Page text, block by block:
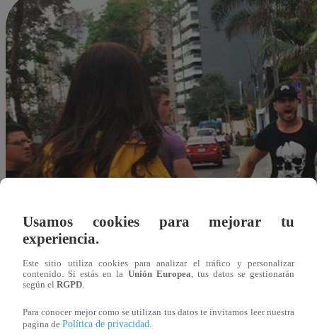
Redacción Latina
Usamos cookies para mejorar tu
experiencia.
Este sitio utiliza cookies para analizar el tráfico y personalizar
contenido. Si estás en la Unión Europea , tus datos se gestionarán
según el RGPD
Para conocer mejor como se utilizan tus datos te invitamos leer nuestra
pagina de Política de privacidad